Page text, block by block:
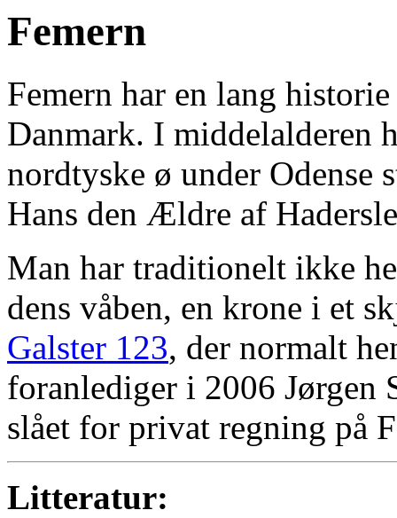
Femern
Femern har en lang
Danmark. I middelalderen
nordtyske ø under Odense
Hans den Ældre af
Man har traditionelt ikke
dens våben, en krone i et
Galster 123, der normalt
foranlediger i 2006 Jørgen
slået for privat regning på
Litteratur: